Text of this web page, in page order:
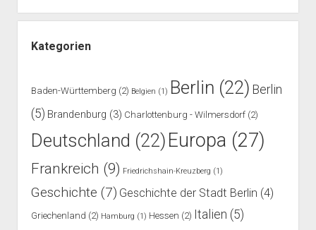
Kategorien
Baden-Württemberg (2) Belgien (1) Berlin (22) Berlin
(5) Brandenburg (3) Charlottenburg - Wilmersdorf(2)
Deutschland (22) Europa (27)
Frankreich (9) Friedrichshain-Kreuzberg (1)
Geschichte (7) Geschichte der Stadt Berlin (4)
Griechenland (2) Hamburg (1) Hessen (2) Italien (5)